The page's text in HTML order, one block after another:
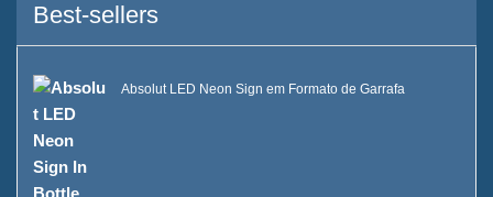
Display de resina em formato
D X Case
Refrigerador de gelo com
Best-sellers
Absolut LED Neon Sign em Formato de Garrafa